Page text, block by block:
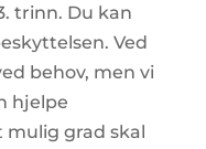
trinn. Du kan
Ved
behov, men vi
hjelpe
mulig grad skal